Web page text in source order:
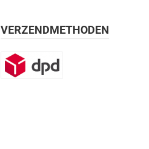
VERZENDMETHODEN